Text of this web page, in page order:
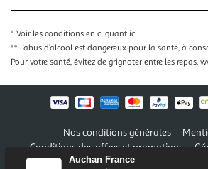
Auchan France
* Voir les conditions en cliquant ici
** L’abus d’alcool est dangereux pour la santé, à
Pour votre santé, évitez de grignoter entre les repas.
Nos conditions générales
Conditions des offres et promotions
Politique de confidentialité